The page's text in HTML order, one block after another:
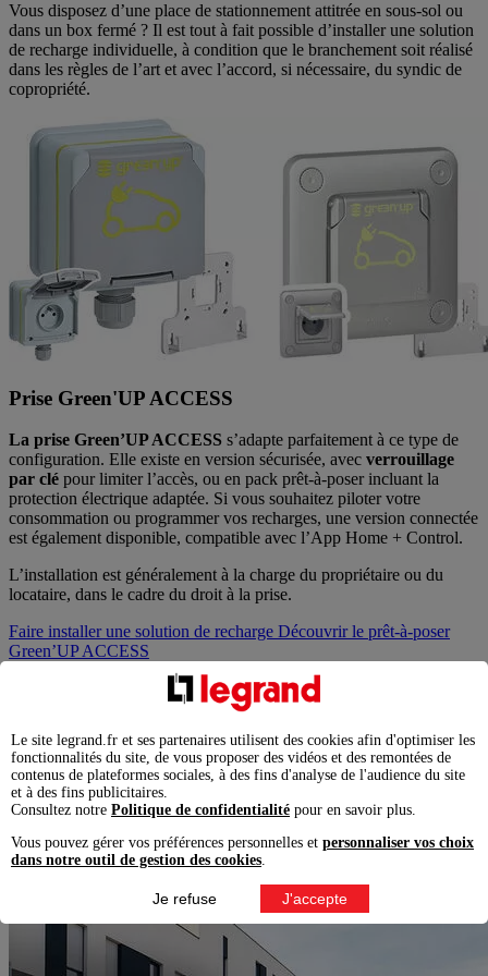
Vous disposez d’une place de stationnement attitrée en sous-sol ou
dans un box fermé ? Il est tout à fait possible d’installer une solution
de recharge individuelle, à condition que le branchement soit réalisé
dans les règles de l’art et avec l’accord, si nécessaire, du syndic de
copropriété.
Prise Green'UP ACCESS
La prise Green’UP ACCESS s’adapte parfaitement à ce type de
configuration. Elle existe en version sécurisée, avec verrouillage
par clé pour limiter l’accès, ou en pack prêt-à-poser incluant la
protection électrique adaptée. Si vous souhaitez piloter votre
consommation ou programmer vos recharges, une version connectée
est également disponible, compatible avec l’App Home + Control.
L’installation est généralement à la charge du propriétaire ou du
locataire, dans le cadre du droit à la prise.
Faire installer une solution de recharge Découvrir le prêt-à-poser
Green’UP ACCESS
Place privative ouverte ou partagée
Si votre place de parking est située dans une zone ouverte ou
partagée de la copropriété, il est essentiel de sécuriser l’accès à votre
point de recharge.
Le site legrand.fr et ses partenaires utilisent des cookies afin d'optimiser les
fonctionnalités du site, de vous proposer des vidéos et des remontées de
contenus de plateformes sociales, à des fins d'analyse de l'audience du site
et à des fins publicitaires.
Consultez notre Politique de confidentialité pour en savoir plus.
Vous pouvez gérer vos préférences personnelles et personnaliser vos choix
dans notre outil de gestion des cookies
Je refuse J'accepte